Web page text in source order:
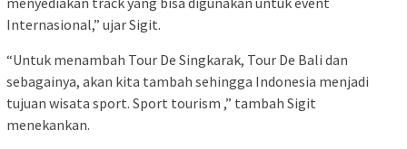
Internasional,” ujar Sigit.
“Untuk menambah Tour De Singkarak, Tour De Bali dan
sebagainya, akan kita tambah sehingga Indonesia menjadi
tujuan wisata sport. Sport tourism ,” tambah Sigit
menekankan.